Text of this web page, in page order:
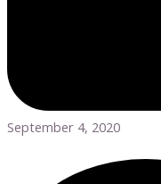
September 4, 2020